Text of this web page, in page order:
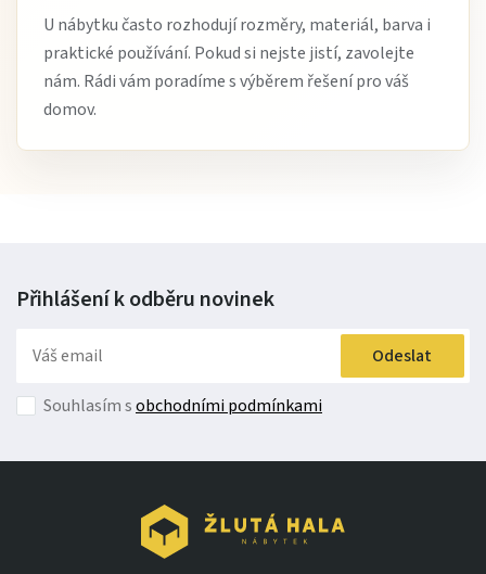
U nábytku často rozhodují rozměry, materiál, barva i
praktické používání. Pokud si nejste jistí, zavolejte
nám. Rádi vám poradíme s výběrem řešení pro váš
domov.
Přihlášení k odběru novinek
Odeslat
Souhlasím sobchodními podmínkami